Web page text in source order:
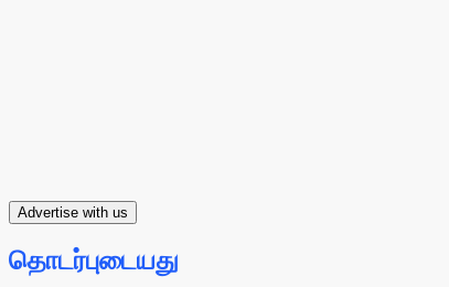
Advertise with us
தொடர்புடையது